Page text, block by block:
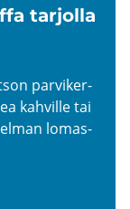
tar­jol­la
par­vi­ker­
kah­vil­le tai
lo­mas­